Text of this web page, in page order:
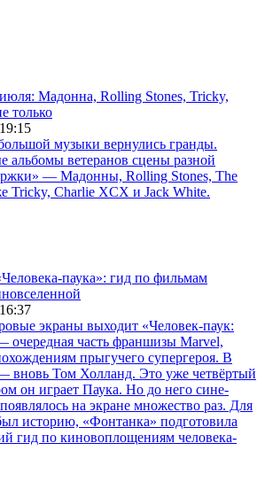
Мадонна, Rolling Stones, Tricky,
только
19:15
музыки вернулись гранды.
альбомы ветеранов сцены разной
— Мадонны, Rolling Stones, The
Tricky, Charlie XCX и Jack White.
паука»: гид по фильмам
16:37
экраны выходит «Человек-паук:
часть франшизы Marvel,
прыгучего супергероя. В
вновь Том Холланд. Это уже четвёртый
он играет Паука. Но до него сине-
на экране множество раз. Для
историю, «Фонтанка» подготовила
гид по киновоплощениям человека-